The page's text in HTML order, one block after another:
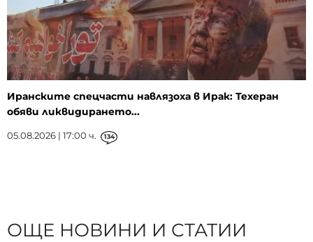
Иранските спецчасти навлязоха в Ирак: Техеран
обяви ликвидирането...
05.08.2026 | 17:00 ч. 134
ОЩЕ НОВИНИ И СТАТИИ